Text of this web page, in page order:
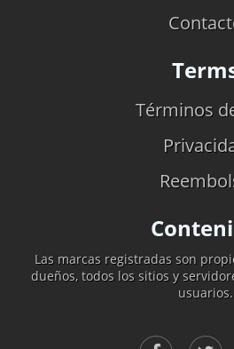
Términos
Las marcas registradas son
dueños, todos los sitios y
usuarios.